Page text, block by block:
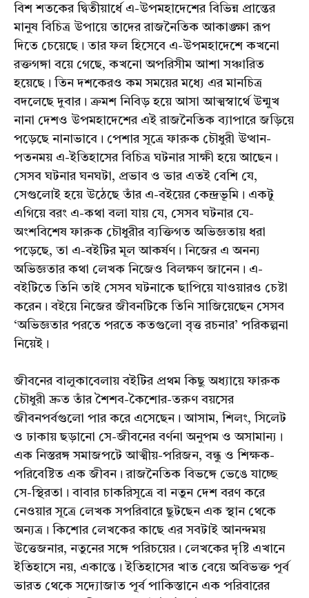
বিশ শতকের দ্বিতীয়ার্ধে এ-উপমহাদেশের বিভিন্ন প্রান্তের
মানুষ বিচিত্র উপায়ে তাদের রাজনৈতিক আকাঙ্ক্ষা রূপ
দিতে চেয়েছে। তার ফল হিসেবে এ-উপমহাদেশে কখনো
রক্তগঙ্গা বয়ে গেছে, কখনো অপরিসীম আশা সঞ্চারিত
হয়েছে। তিন দশকেরও কম সময়ের মধ্যে এর মানচিত্র
বদলেছে দুবার। ক্রমশ নিবিড় হয়ে আসা আত্মস্বার্থে উন্মুখ
নানা দেশও উপমহাদেশের এই রাজনৈতিক ব্যাপারে জড়িয়ে
পড়েছে নানাভাবে। পেশার সূত্রে ফারুক চৌধুরী উত্থান-
পতনময় এ-ইতিহাসের বিচিত্র ঘটনার সাক্ষী হয়ে আছেন।
সেসব ঘটনার ঘনঘটা, প্রভাব ও ভার এতই বেশি যে,
সেগুলোই হয়ে উঠেছে তাঁর এ-বইয়ের কেন্দ্রভূমি। একটু
এগিয়ে বরং এ-কথা বলা যায় যে, সেসব ঘটনার যে-
অংশবিশেষ ফারুক চৌধুরীর ব্যক্তিগত অভিজ্ঞতায় ধরা
পড়েছে, তা এ-বইটির মূল আকর্ষণ। নিজের এ অনন্য
অভিজ্ঞতার কথা লেখক নিজেও বিলক্ষণ জানেন। এ-
বইটিতে তিনি তাই সেসব ঘটনাকে ছাপিয়ে যাওয়ারও চেষ্টা
করেন। বইয়ে নিজের জীবনটিকে তিনি সাজিয়েছেন সেসব
‘অভিজ্ঞতার পরতে পরতে কতগুলো বৃত্ত রচনার’ পরিকল্পনা
নিয়েই।
জীবনের বালুকাবেলায় বইটির প্রথম কিছু অধ্যায়ে ফারুক
চৌধুরী দ্রুত তাঁর শৈশব-কৈশোর-তরুণ বয়সের
জীবনপর্বগুলো পার করে এসেছেন। আসাম, শিলং, সিলেট
ও ঢাকায় ছড়ানো সে-জীবনের বর্ণনা অনুপম ও অসামান্য।
এক নিস্তরঙ্গ সমাজপটে আত্মীয়-পরিজন, বন্ধু ও শিক্ষক-
পরিবেষ্টিত এক জীবন। রাজনৈতিক বিভঙ্গে ভেঙে যাচ্ছে
সে-স্থিরতা। বাবার চাকরিসূত্রে বা নতুন দেশ বরণ করে
নেওয়ার সূত্রে লেখক সপরিবারে ছুটছেন এক স্থান থেকে
অন্যত্র। কিশোর লেখকের কাছে এর সবটাই আনন্দময়
উত্তেজনার, নতুনের সঙ্গে পরিচয়ের। লেখকের দৃষ্টি এখানে
ইতিহাসে নয়, একান্তে। ইতিহাসের খাত বেয়ে অবিভক্ত পূর্ব
ভারত থেকে সদ্যোজাত পূর্ব পাকিস্তানে এক পরিবারের